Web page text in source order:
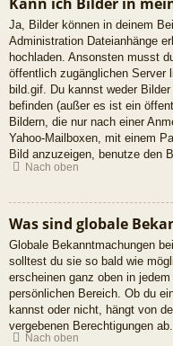
Ja, Bilder können in deinem
Administration Dateianhänge
hochladen. Ansonsten musst
öffentlich zugänglichen Server
bild.gif. Du kannst weder
befinden (außer es ist ein
Bildern, die nur nach einer
Yahoo-Mailboxen, mit einem
Bild anzuzeigen, benutze den
Nach oben
Was sind globale
Globale Bekanntmachungen
solltest du sie so bald wie
erscheinen ganz oben in
persönlichen Bereich. Ob du
kannst oder nicht, hängt von
vergebenen Berechtigungen ab.
Nach oben